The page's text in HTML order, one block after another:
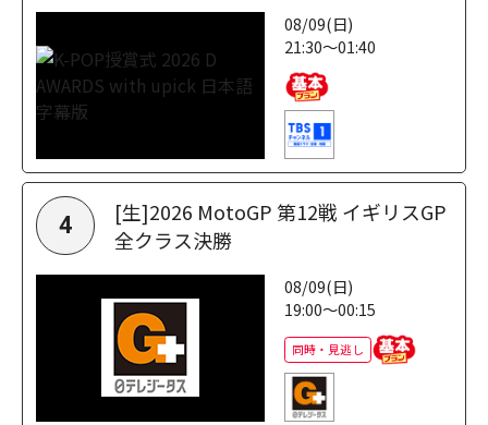
08/09(日)
21:30～01:40
4
[生]2026 MotoGP 第12戦 イギリスGP
全クラス決勝
08/09(日)
19:00～00:15
同時・見逃し